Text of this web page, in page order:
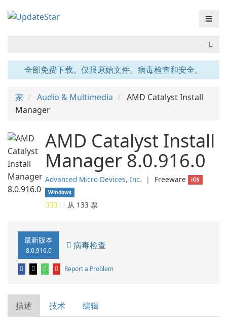
☰
全部免费下载。仅限原始文件。病毒检查和安全。
家 Audio & Multimedia
AMD Catalyst Install
Manager
AMD Catalyst Install
Manager 8.0.916.0
Advanced Micro Devices, Inc. ❘ Freeware
iOS
Windows
从 133 票
最新版本
8.0.916.0 病毒检查
Report a Problem
描述 技术 编辑